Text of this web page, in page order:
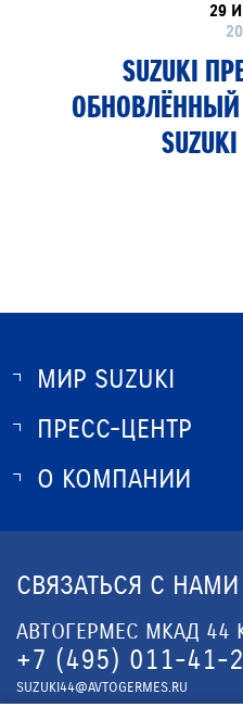
29
SUZUKI
МИР SUZUKI
О SUZUKI
ОПТОВЫЕ ПРОДАЖИ ЗАПЧАСТЕЙ
ПРЕСС-ЦЕНТР
НОВОСТИ
О КОМПАНИИ
ЮРИДИЧЕСКАЯ ИНФОРМАЦИЯ
СВЯЗАТЬСЯ С НАМИ
АВТОГЕРМЕС МКАД 44
+7 (495) 011-41-
SUZUKI44@AVTOGERMES.RU